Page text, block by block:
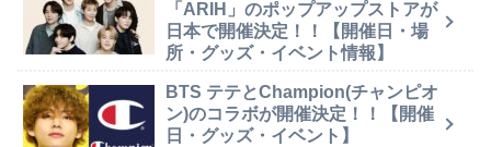
「ARIH」のポップアップストアが
日本で開催決定！！【開催日・場
所・グッズ・イベント情報】
BTS テテとChampion(チャンピオ
ン)のコラボが開催決定！！【開催
日・グッズ・イベント】